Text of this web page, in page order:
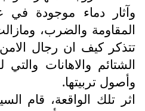
وآثار دماء موجودة في
المقاومة والضرب،
تتذكر كيف ان رجال
الشتائم والاهانات
وأصول تربيتها.
اثر تلك الواقعة، قام